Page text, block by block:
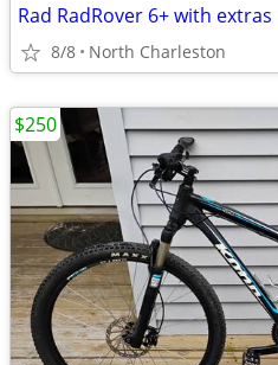
Rad RadRover 6+ with extras
8/8 North Charleston
$250